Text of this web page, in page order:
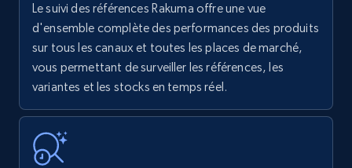
Amazon products - find products by using
upc numbers
Title, Seller name, Brand, Description, Initial
price, Currency, Availability, Reviews count, and
35.3K+
Le suivi des références Rakuma offre une vue
d'ensemble complète des performances des produits
sur tous les canaux et toutes les places de marché,
vous permettant de surveiller les références, les
variantes et les stocks en temps réel.